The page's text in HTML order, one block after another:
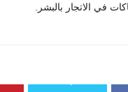
في الاتجار بالبشر.